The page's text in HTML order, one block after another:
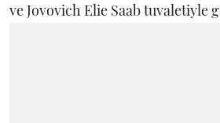
ve Jovovich Elie Saab tuvaletiyle